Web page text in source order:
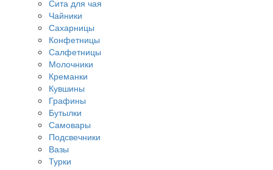
Сита для чая
Чайники
Сахарницы
Конфетницы
Салфетницы
Молочники
Креманки
Кувшины
Графины
Бутылки
Самовары
Подсвечники
Вазы
Турки